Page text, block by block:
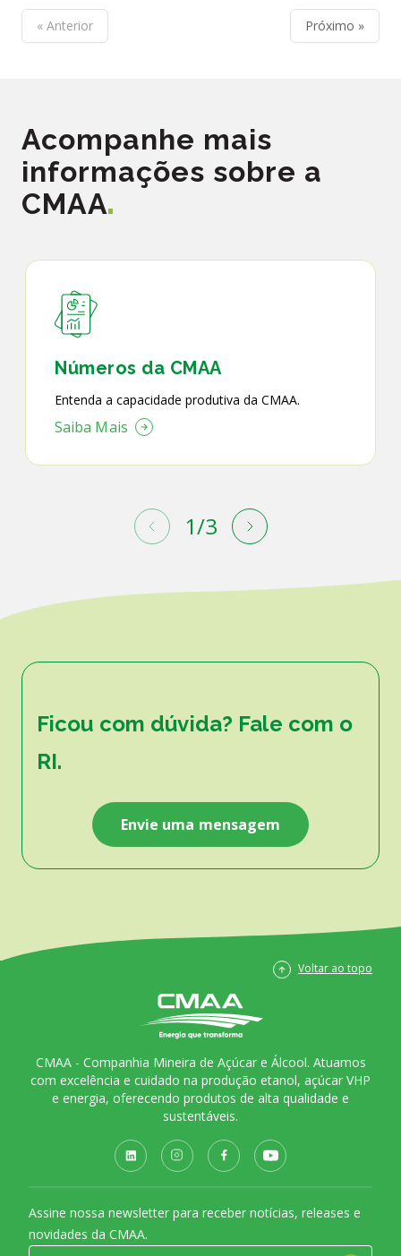
« Anterior Próximo »
Acompanhe mais
informações sobre a
CMAA
Números da CMAA
Entenda a capacidade produtiva da CMAA.
Saiba Mais
1/3
Ficou com dúvida? Fale com o
RI.
Envie uma mensagem
Voltar ao topo
CMAA - Companhia Mineira de Açúcar e Álcool. Atuamos
com excelência e cuidado na produção etanol, açúcar VHP
e energia, oferecendo produtos de alta qualidade e
sustentáveis.
Assine nossa newsletter para receber notícias, releases e
novidades da CMAA.